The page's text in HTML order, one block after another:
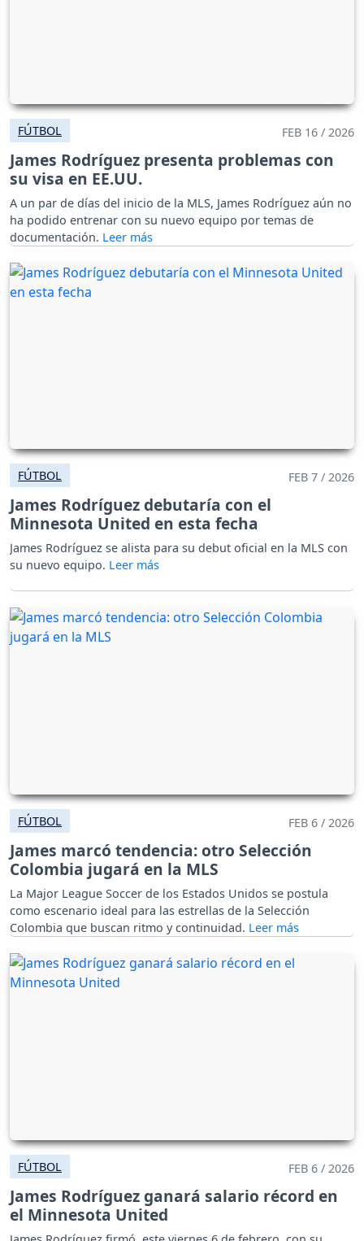
FÚTBOL FEB 16 / 2026
James Rodríguez presenta problemas con
su visa en EE.UU.
A un par de días del inicio de la MLS, James Rodríguez aún no
ha podido entrenar con su nuevo equipo por temas de
documentación.
FÚTBOL FEB 7 / 2026
James Rodríguez debutaría con el
Minnesota United en esta fecha
James Rodríguez se alista para su debut oficial en la MLS con
su nuevo equipo.
FÚTBOL FEB 6 / 2026
James marcó tendencia: otro Selección
Colombia jugará en la MLS
La Major League Soccer de los Estados Unidos se postula
como escenario ideal para las estrellas de la Selección
Colombia que buscan ritmo y continuidad.
FÚTBOL FEB 6 / 2026
James Rodríguez ganará salario récord en
el Minnesota United